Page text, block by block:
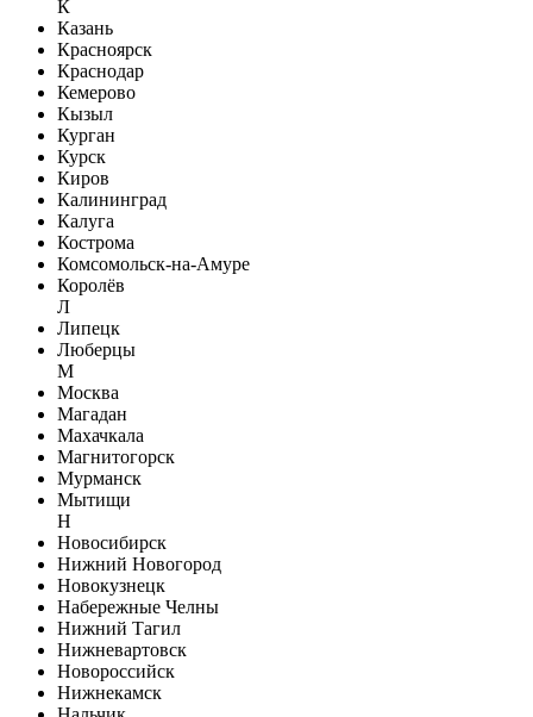
К
Казань
Красноярск
Краснодар
Кемерово
Кызыл
Курган
Курск
Киров
Калининград
Калуга
Кострома
Комсомольск-на-Амуре
Королёв
Л
Липецк
Люберцы
М
Москва
Магадан
Махачкала
Магнитогорск
Мурманск
Мытищи
Н
Новосибирск
Нижний Новогород
Новокузнецк
Набережные Челны
Нижний Тагил
Нижневартовск
Новороссийск
Нижнекамск